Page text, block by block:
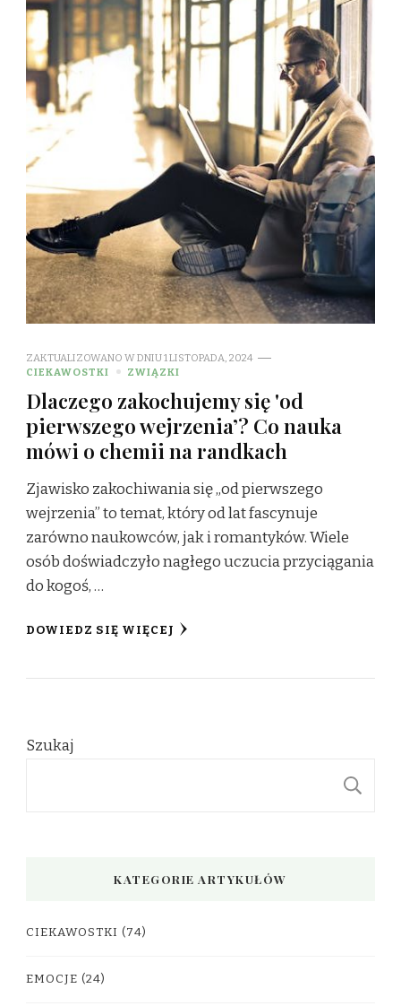
ZAKTUALIZOWANO W DNIU1 LISTOPADA, 2024
CIEKAWOSTKI
ZWIĄZKI
Dlaczego zakochujemy się 'od
pierwszego wejrzenia’? Co nauka
mówi o chemii na randkach
Zjawisko zakochiwania się „od pierwszego
wejrzenia” to temat, który od lat fascynuje
zarówno naukowców, jak i romantyków. Wiele
osób doświadczyło nagłego uczucia przyciągania
do kogoś, …
DOWIEDZ SIĘ WIĘCEJ
Szukaj
KATEGORIE ARTYKUŁÓW
CIEKAWOSTKI (74)
EMOCJE (24)